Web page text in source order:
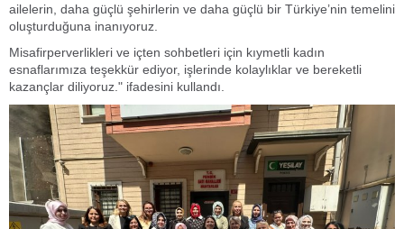
ailelerin, daha güçlü şehirlerin ve daha güçlü bir Türkiye’nin temelini
oluşturduğuna inanıyoruz.
Misafirperverlikleri ve içten sohbetleri için kıymetli kadın
esnaflarımıza teşekkür ediyor, işlerinde kolaylıklar ve bereketli
kazançlar diliyoruz." ifadesini kullandı.